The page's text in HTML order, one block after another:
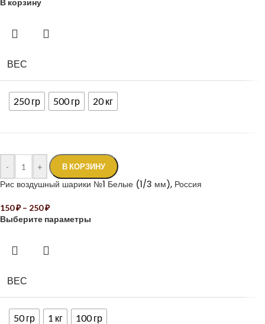
В корзину
ВЕС
250 гр 500 гр 20 кг
- + В КОРЗИНУ
Рис воздушный шарики №1 Белые (1/3 мм), Россия
150₽ – 250₽
Выберите параметры
ВЕС
50 гр 1 кг 100 гр